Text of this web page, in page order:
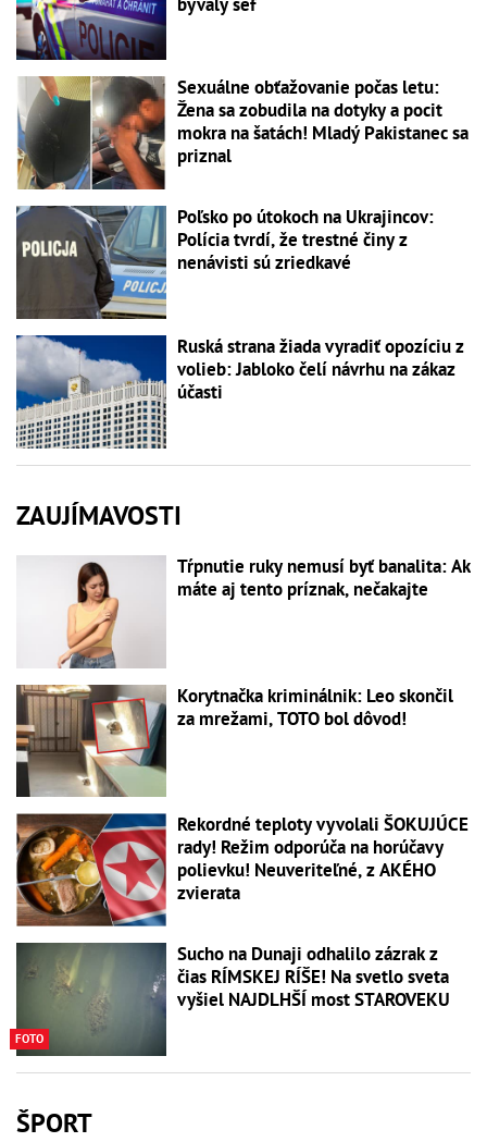
Sexuálne obťažovanie počas letu:
Žena sa zobudila na dotyky a pocit
mokra na šatách! Mladý Pakistanec sa
priznal
Poľsko po útokoch na Ukrajincov:
Polícia tvrdí, že trestné činy z
nenávisti sú zriedkavé
Ruská strana žiada vyradiť opozíciu z
volieb: Jabloko čelí návrhu na zákaz
účasti
ZAUJÍMAVOSTI
Tŕpnutie ruky nemusí byť banalita: Ak
máte aj tento príznak, nečakajte
Korytnačka kriminálnik: Leo skončil
za mrežami, TOTO bol dôvod!
Rekordné teploty vyvolali ŠOKUJÚCE
rady! Režim odporúča na horúčavy
polievku! Neuveriteľné, z AKÉHO
zvierata
FOTO
Sucho na Dunaji odhalilo zázrak z
čias RÍMSKEJ RÍŠE! Na svetlo sveta
vyšiel NAJDLHŠÍ most STAROVEKU
ŠPORT